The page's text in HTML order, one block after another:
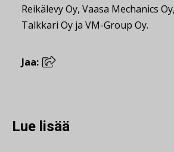
Reikälevy Oy, Vaasa Mechanics
Talkkari Oy ja VM-Group Oy.
Jaa:
Lue lisää